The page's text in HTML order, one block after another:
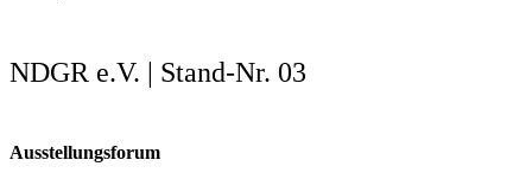
NDGR e.V. | Stand-Nr. 03
Ausstellungsforum